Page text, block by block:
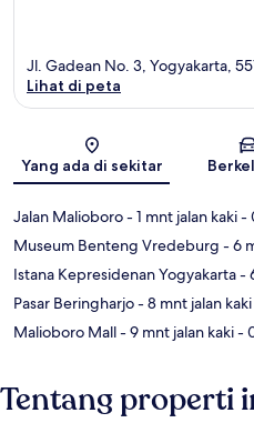
Jl. Gadean No. 3, Yogyakarta,
Lihat di peta
Yang ada di sekitar
Jalan Malioboro- 1 mnt jalan kaki-
Museum Benteng Vredeburg - 6
Istana Kepresidenan Yogyakarta-
Pasar Beringharjo- 8 mnt jalan kaki
Malioboro Mall- 9 mnt jalan kaki-
Tentang properti